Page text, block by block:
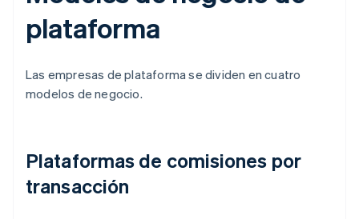
plataforma
Las empresas de plataforma se dividen en cuatro
modelos de negocio.
Plataformas de comisiones por
transacción